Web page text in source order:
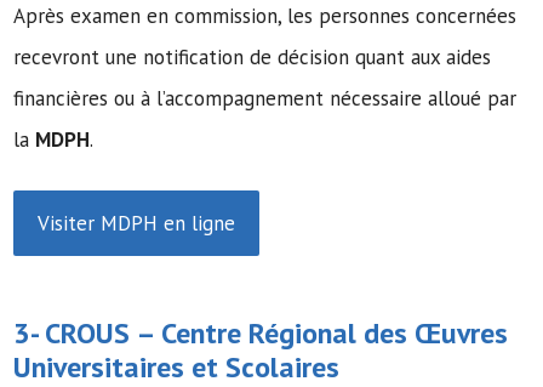
Après examen en commission, les personnes concernées
recevront une notification de décision quant aux aides
financières ou à l’accompagnement nécessaire alloué par
la MDPH.
Visiter MDPH en ligne
3-CROUS – Centre Régional des Œuvres
Universitaires et Scolaires